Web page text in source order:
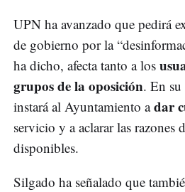
UPN ha avanzado que pedirá
de gobierno por la
ha dicho, afecta tanto a los
grupos de la oposición. En
instará al Ayuntamiento adar
servicio y a aclarar las razones
disponibles.
Silgado ha señalado que